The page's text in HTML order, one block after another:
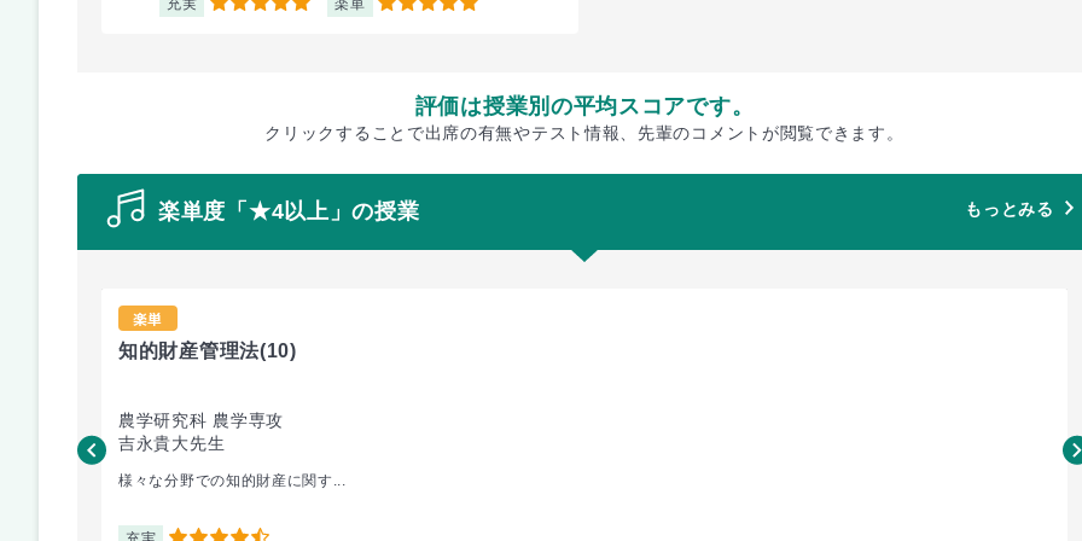
5 5
評価は授業別の平均スコアです。
クリックすることで出席の有無やテスト情報、先輩のコメントが閲覧できます。
楽単度「★4以上」の授業 もっとみる
楽単
知的財産管理法(10)
農学研究科 農学専攻
吉永貴大先生
様々な分野での知的財産に関す...